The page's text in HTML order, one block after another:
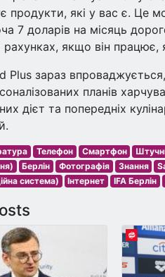
продукти, які у вас є. Це
7 доларів на місяць
якщо він працює,
Plus зараз
планів
дієт та попередніх
Телефон Смартфон
Берлін Фотографія Знання
система)
Інтернет IFA Берлін